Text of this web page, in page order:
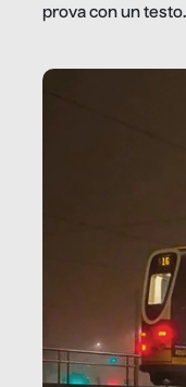
prova con un